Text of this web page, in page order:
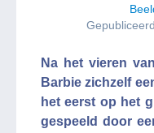
Na het vieren
Barbie zichzelf
het eerst op het
gespeeld door